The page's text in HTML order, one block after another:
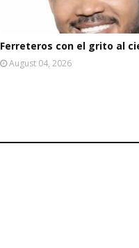
Ferreteros con el grito al
August 04, 2026